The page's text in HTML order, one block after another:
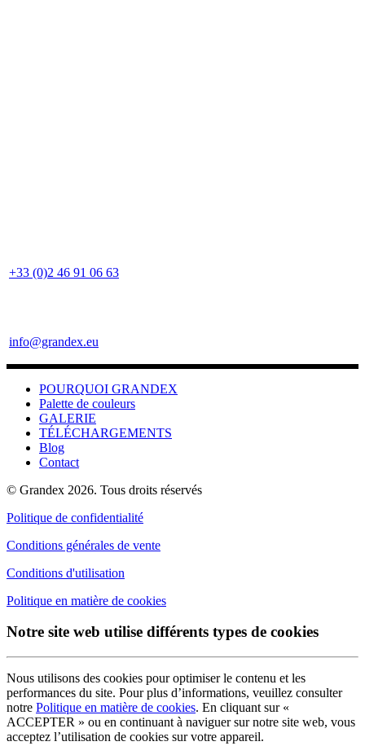
+33 (0)2 46 91 06 63
info@grandex.eu
POURQUOI GRANDEX
Palette de couleurs
GALERIE
TÉLÉCHARGEMENTS
Blog
Contact
© Grandex 2026. Tous droits réservés
Politique de confidentialité
Conditions générales de vente
Conditions d'utilisation
Politique en matière de cookies
Notre site web utilise différents types de cookies
Nous utilisons des cookies pour optimiser le contenu et les
performances du site. Pour plus d’informations, veuillez consulter
notre Politique en matière de cookies. En cliquant sur «
ACCEPTER » ou en continuant à naviguer sur notre site web, vous
acceptez l’utilisation de cookies sur votre appareil.